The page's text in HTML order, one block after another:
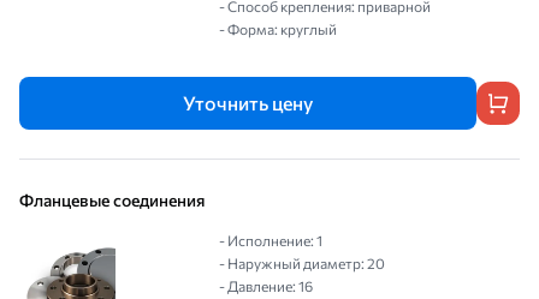
- Способ крепления: приварной
- Форма: круглый
Уточнить цену
Фланцевые соединения
- Исполнение: 1
- Наружный диаметр: 20
- Давление: 16